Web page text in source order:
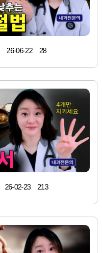
26-06-22 28
26-02-23 213